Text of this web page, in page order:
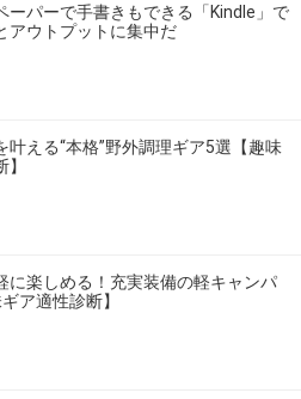
ーパーで手書きもできる「Kindle」で
アウトプットに集中だ
叶える“本格”野外調理ギア5選【趣味
に楽しめる！充実装備の軽キャンパ
ア適性診断】